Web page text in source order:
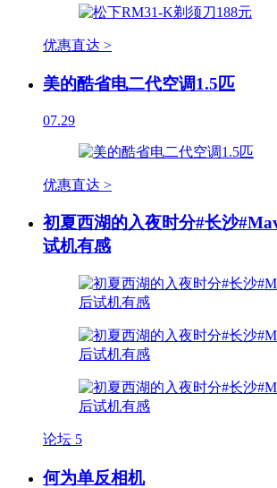
优惠直达 >
美的酷省电二代空调1.5匹
07.29
优惠直达 >
初夏西湖的入夜时分#长沙
试机有感
论坛 5
何为单反相机